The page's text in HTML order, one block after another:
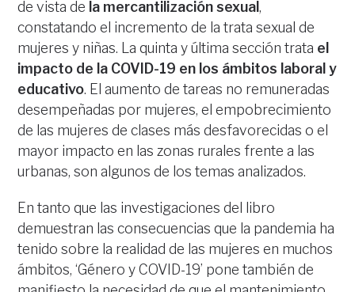
de vista de la mercantilización sexual,
constatando el incremento de la trata sexual de
mujeres y niñas. La quinta y última sección trata el
impacto de la COVID-19 en los ámbitos laboral y
educativo. El aumento de tareas no remuneradas
desempeñadas por mujeres, el empobrecimiento
de las mujeres de clases más desfavorecidas o el
mayor impacto en las zonas rurales frente a las
urbanas, son algunos de los temas analizados.
En tanto que las investigaciones del libro
demuestran las consecuencias que la pandemia ha
tenido sobre la realidad de las mujeres en muchos
ámbitos, ‘Género y COVID-19’ pone también de